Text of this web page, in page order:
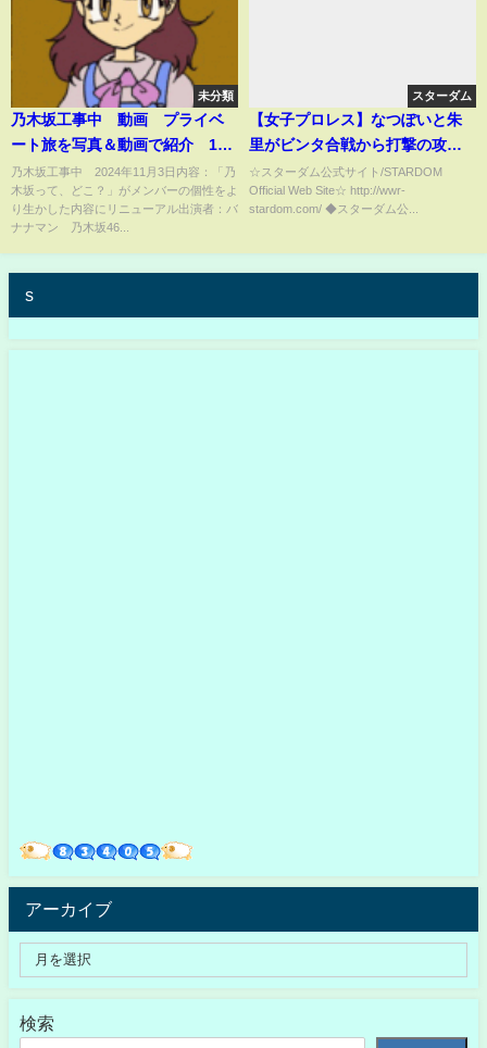
未分類
乃木坂工事中 動画 プライベ
ート旅を写真＆動画で紹介 11
月3日
乃木坂工事中 2024年11月3日内容：「乃
木坂って、どこ？」がメンバーの個性をよ
り生かした内容にリニューアル出演者：バ
ナナマン 乃木坂46...
スターダム
【女子プロレス】なつぽいと朱
里がビンタ合戦から打撃の攻
防！【スターダム】
☆スターダム公式サイト/STARDOM
Official Web Site☆ http://wwr-
stardom.com/ ◆スターダム公...
s
アーカイブ
検索